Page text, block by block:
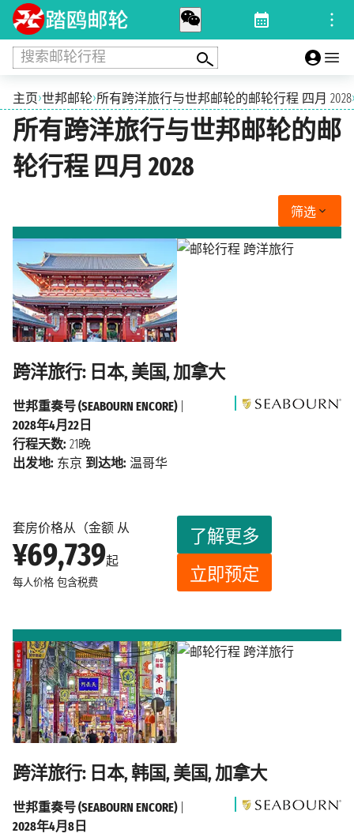
搜索邮轮行程
主页›世邦邮轮›所有跨洋旅行与世邦邮轮的邮轮行程 四月 2028
所有跨洋旅行与世邦邮轮的邮
轮行程 四月 2028
筛选
跨洋旅行: 日本, 美国, 加拿大
套房价格从（金额 从
¥69,739起
每人价格 包含税费
了解更多
立即预定
世邦重奏号 (SEABOURN ENCORE)|
2028年4月22日
行程天数: 21晚
出发地: 东京 到达地: 温哥华
跨洋旅行: 日本, 韩国, 美国, 加拿大
世邦重奏号 (SEABOURN ENCORE)|
2028年4月8日